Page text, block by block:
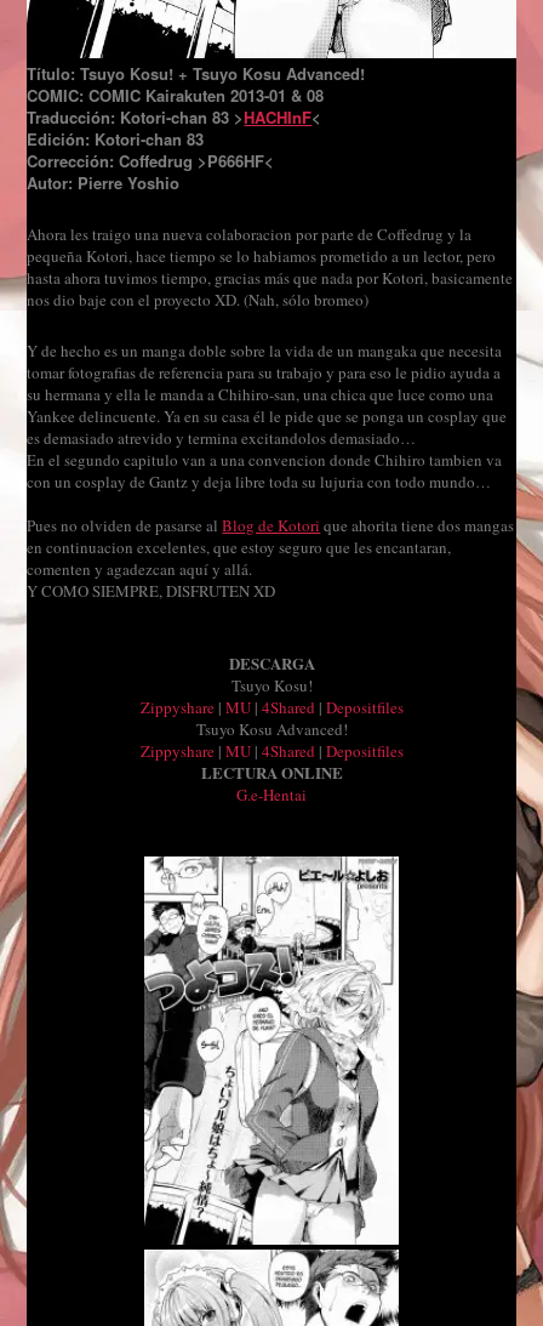
Título: Tsuyo Kosu! + Tsuyo Kosu Advanced!
COMIC: COMIC Kairakuten 2013-01 & 08
Traducción: Kotori-chan 83 >HACHInF<
Edición: Kotori-chan 83
Corrección: Coffedrug >P666HF<
Autor: Pierre Yoshio
Ahora les traigo una nueva colaboracion por parte de Coffedrug y la
pequeña Kotori, hace tiempo se lo habiamos prometido a un lector, pero
hasta ahora tuvimos tiempo, gracias más que nada por Kotori, basicamente
nos dio baje con el proyecto XD. (Nah, sólo bromeo)
Y de hecho es un manga doble sobre la vida de un mangaka que necesita
tomar fotografias de referencia para su trabajo y para eso le pidio ayuda a
su hermana y ella le manda a Chihiro-san, una chica que luce como una
Yankee delincuente. Ya en su casa él le pide que se ponga un cosplay que
es demasiado atrevido y termina excitandolos demasiado…
En el segundo capitulo van a una convencion donde Chihiro tambien va
con un cosplay de Gantz y deja libre toda su lujuria con todo mundo…
Pues no olviden de pasarse alBlog de Kotori que ahorita tiene dos mangas
en continuacion excelentes, que estoy seguro que les encantaran,
comenten y agadezcan aquí y allá.
Y COMO SIEMPRE, DISFRUTEN XD
DESCARGA
Tsuyo Kosu!
Zippyshare| MU| 4Shared | Depositfiles
Tsuyo Kosu Advanced!
Zippyshare| MU| 4Shared | Depositfiles
LECTURA ONLINE
G.e-Hentai